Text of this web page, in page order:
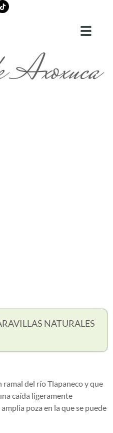
Axoxuca
NATURALES
ramal del río Tlapaneco y que
caída ligeramente
poza en la que se puede